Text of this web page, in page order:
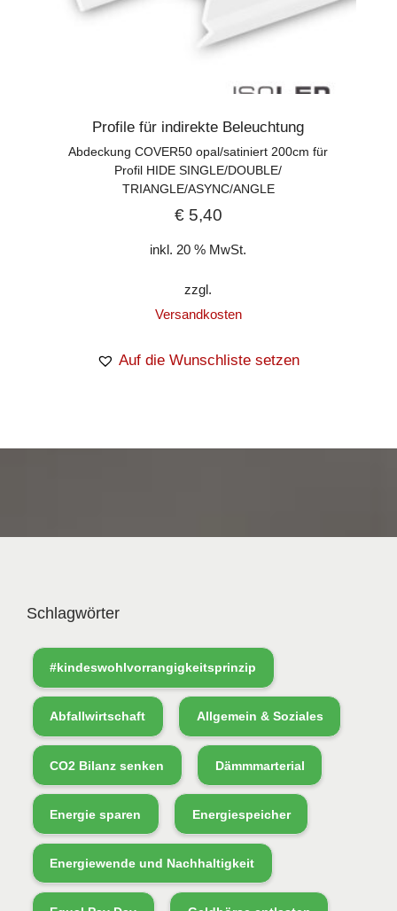
Profile für indirekte Beleuchtung
Abdeckung COVER50 opal/satiniert 200cm für
Profil HIDE SINGLE/DOUBLE/
TRIANGLE/ASYNC/ANGLE
€5,40
inkl. 20 % MwSt.
zzgl.
Versandkosten
Auf die Wunschliste setzen
Schlagwörter
#kindeswohlvorrangigkeitsprinzip
Abfallwirtschaft Allgemein & Soziales
CO2 Bilanz senken Dämmmarterial
Energie sparen Energiespeicher
Energiewende und Nachhaltigkeit